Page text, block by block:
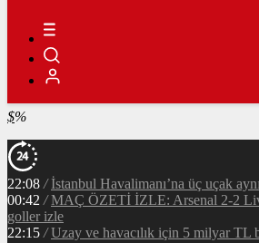
RİPPLE
TETHER
$%
22:08 / İstanbul Havalimanı’na üç uçak
00:42 / MAÇ ÖZETİ İZLE: Arsenal 2-2
goller izle
22:15 / Uzay ve havacılık için 5 milyar TL